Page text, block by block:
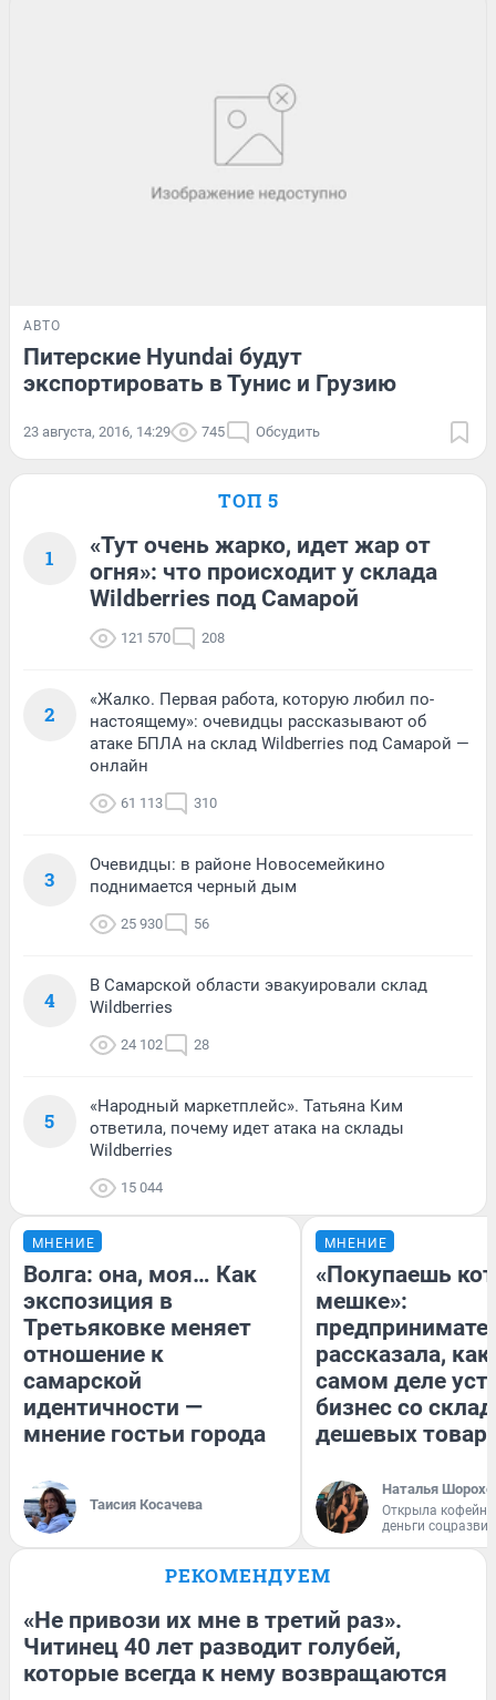
АВТО
Питерские Hyundai будут
экспортировать в Тунис и Грузию
23 августа, 2016, 14:29 745 Обсудить
ТОП 5
1
«Тут очень жарко, идет жар от
огня»: что происходит у склада
Wildberries под Самарой
121 570 208
2
«Жалко. Первая работа, которую любил по-
настоящему»: очевидцы рассказывают об
атаке БПЛА на склад Wildberries под Самарой —
онлайн
61 113 310
3
Очевидцы: в районе Новосемейкино
поднимается черный дым
25 930 56
4
В Самарской области эвакуировали склад
Wildberries
24 102 28
5
«Народный маркетплейс». Татьяна Ким
ответила, почему идет атака на склады
Wildberries
15 044
МНЕНИЕ
Волга: она, моя… Как
экспозиция в
Третьяковке меняет
отношение к
самарской
идентичности —
мнение гостьи города
Таисия Косачева
МНЕНИЕ
«Покупаешь
мешке»:
рассказала, как
самом деле
бизнес со
дешевых
Наталья
Открыла
деньги
РЕКОМЕНДУЕМ
«Не привози их мне в третий раз».
Читинец 40 лет разводит голубей,
которые всегда к нему возвращаются